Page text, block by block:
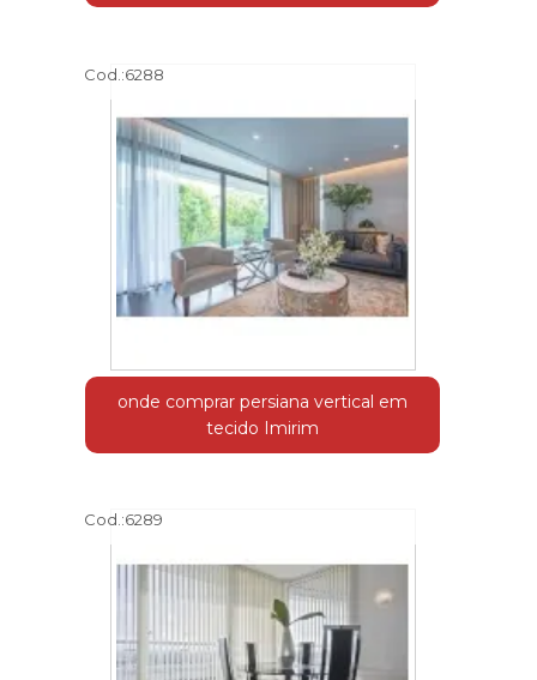
Cod.:6288
onde comprar persiana vertical em
tecido Imirim
Cod.:6289